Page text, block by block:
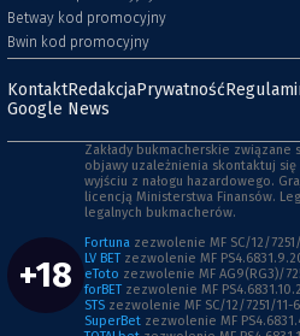
Betway kod promocyjny
Bwin kod promocyjny
KontaktRedakcjaPrywatność
Google News
+18
Zakłady bukmacherskie związane
objawy uzależnienia skontaktuj
wyjściu z nałogu hazardowego.
licencją Ministerstwa Finansów.
legalnych bukmacherów.
Fortuna zezwolenie MF SC/12/
LV BET zezwolenie MF
eToto zezwolenie MF AG9(RG3)/
forBET zezwolenie MF
STS zezwolenie MF SC/12/7251/11-
SuperBet zezwolenie MF